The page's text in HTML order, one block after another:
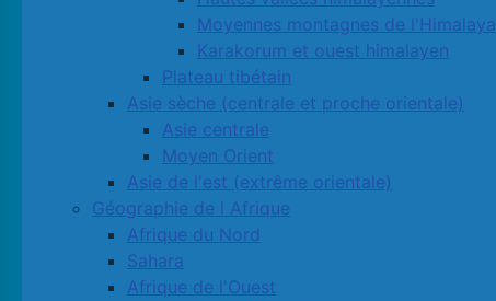
Moyennes montagnes de l'Himalaya
Karakorum et ouest himalayen
Plateau tibétain
Asie sèche (centrale et proche orientale)
Asie centrale
Moyen Orient
Asie de l'est (extrême orientale)
Géographie de l Afrique
Afrique du Nord
Sahara
Afrique de l'Ouest